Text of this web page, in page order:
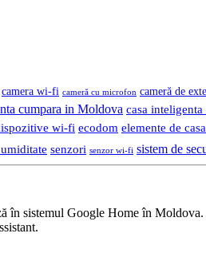
camera wi-fi cameră cu microfon cameră de
cumpara in Moldova casa
wi-fi ecodom elemente de
senzori senzor wi-fi sistem de
în sistemul Google Home în